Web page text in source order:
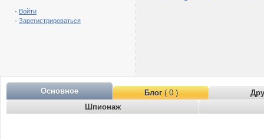
- Войти
- Зарегистрироваться
Основное Блог( 0 )
Шпионаж